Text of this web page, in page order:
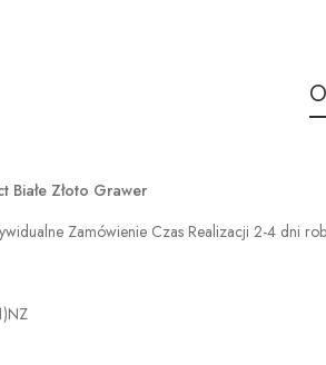
Białe Złoto Grawer
Zamówienie Czas Realizacji 2-4 dni